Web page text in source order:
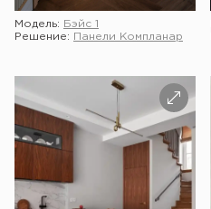
Модель:
Бэйс 1
Решение:
Панели Компланар